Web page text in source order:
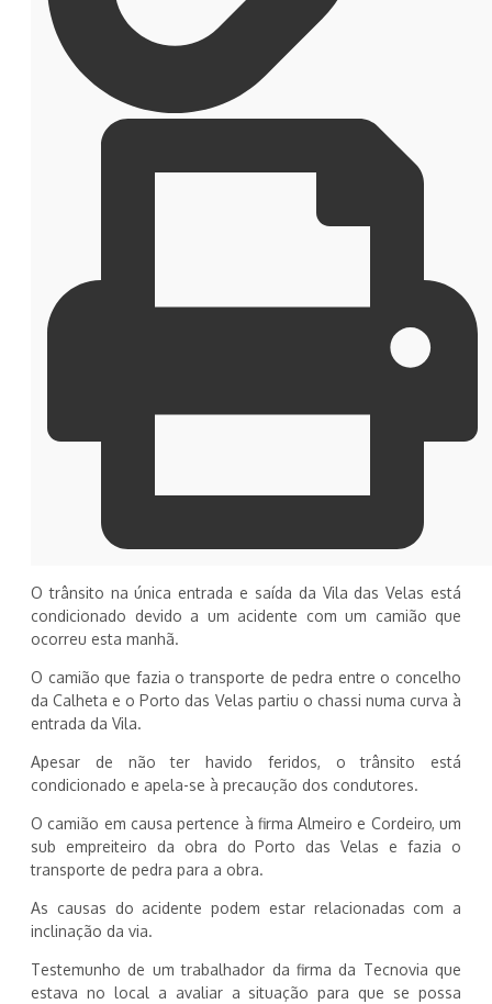
O trânsito na única entrada e saída da Vila das Velas está
condicionado devido a um acidente com um camião que
ocorreu esta manhã.
O camião que fazia o transporte de pedra entre o concelho
da Calheta e o Porto das Velas partiu o chassi numa curva à
entrada da Vila.
Apesar de não ter havido feridos, o trânsito está
condicionado e apela-se à precaução dos condutores.
O camião em causa pertence à firma Almeiro e Cordeiro, um
sub empreiteiro da obra do Porto das Velas e fazia o
transporte de pedra para a obra.
As causas do acidente podem estar relacionadas com a
inclinação da via.
Testemunho de um trabalhador da firma da Tecnovia que
estava no local a avaliar a situação para que se possa